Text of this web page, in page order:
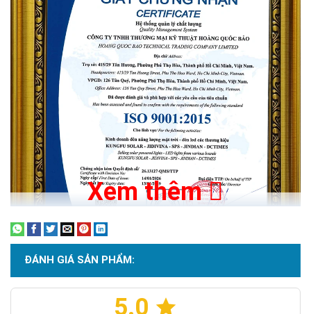
Tuy nhiên, COB sinh nhiệt tập trung. Nếu tản nhiệt không tốt,
tuổi thọ sẽ giảm nhanh. Với sản phẩm này, vỏ nhôm hợp kim
đóng vai trò cực kỳ quan trọng để kéo dài tuổi thọ thực tế.
Chỉ số IP66
Chứng nhận ISO 9001:2015
Xem thêm
ĐÁNH GIÁ SẢN PHẨM:
5.0